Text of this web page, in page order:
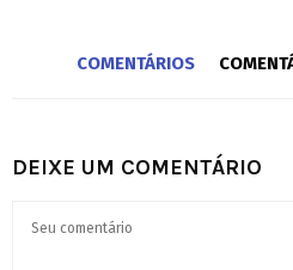
COMENTÁRIOS
DEIXE UM COMENTÁRIO